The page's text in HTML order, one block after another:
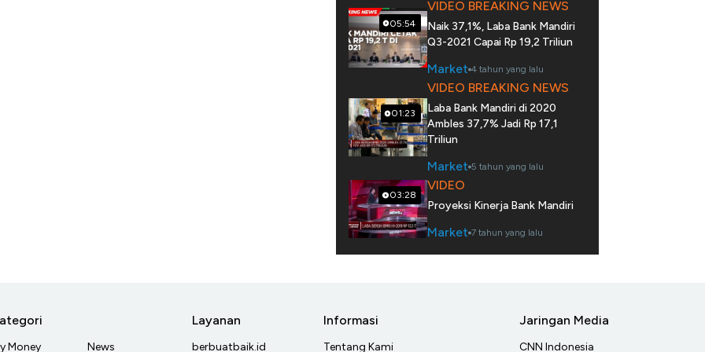
05:54
VIDEO BREAKING NEWS
Naik 37,1%, Laba Bank Mandiri
Q3-2021 Capai Rp 19,2 Triliun
Market 4 tahun yang lalu
01:23
VIDEO BREAKING NEWS
Laba Bank Mandiri di 2020
Ambles 37,7% Jadi Rp 17,1
Triliun
Market 5 tahun yang lalu
03:28
VIDEO
Proyeksi Kinerja Bank Mandiri
Market 7 tahun yang lalu
Money News
Layanan
berbuatbaik.id
Informasi
Tentang Kami
Jaringan Media
CNN Indonesia